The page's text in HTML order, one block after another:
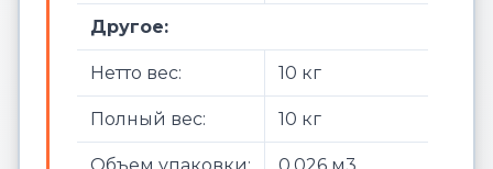
Другое:
Нетто вес: 10 кг
Полный вес: 10 кг